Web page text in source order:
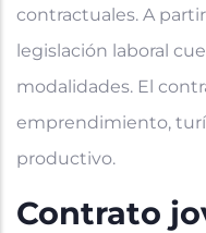
contractuales. A
legislación laboral
modalidades. El
emprendimiento,
productivo.
Contrato